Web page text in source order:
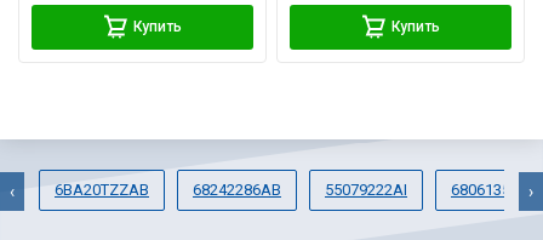
Купить Купить
6BA20TZZAB 68242286AB 55079222AI 68061353AA
‹ ›